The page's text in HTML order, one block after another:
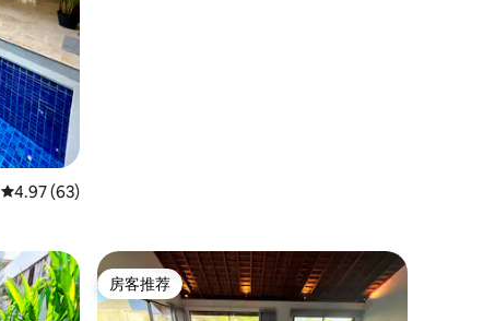
平均评分 4.97 分（满分 5 分），共 63 条评价
4.97 (63)
房客推荐
房客推荐